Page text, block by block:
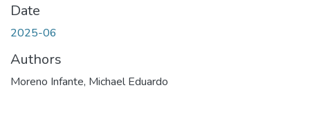
Date
2025-06
Authors
Moreno Infante, Michael Eduardo